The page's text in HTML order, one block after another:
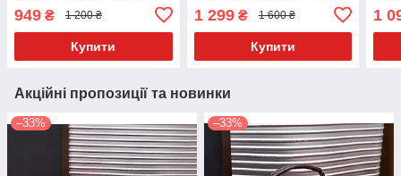
949 ₴ 1 200 ₴
Купити
1 299₴ 1 600 ₴
Купити
1
Акційні пропозиції та новинки
–33% –33%